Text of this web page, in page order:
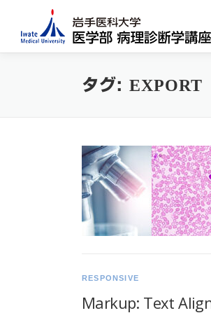
ン
タグ: EXPORT
RESPONSIVE
Markup: Text